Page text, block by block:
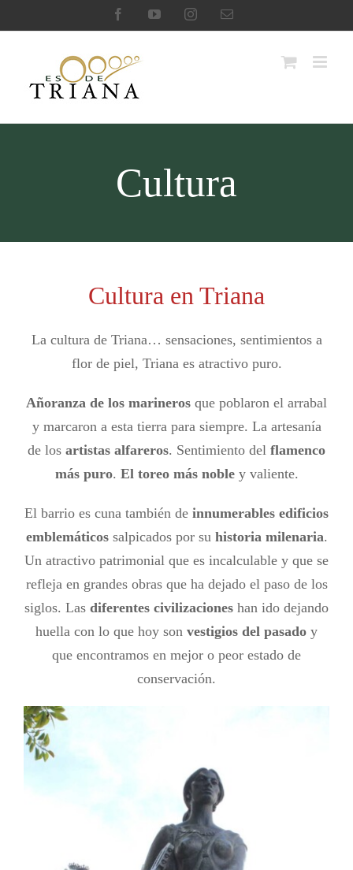
al
FacebookYouTubeInstagramCorreo
Cultura
Cultura en Triana
La cultura de Triana… sensaciones, sentimientos a
flor de piel, Triana es atractivo puro.
Añoranza de los marineros que poblaron el arrabal
y marcaron a esta tierra para siempre. La artesanía
de los artistas alfareros. Sentimiento del flamenco
más puro. El toreo más nobley valiente.
El barrio es cuna también de innumerables edificios
emblemáticossalpicados por su historia milenaria.
Un atractivo patrimonial que es incalculable y que se
refleja en grandes obras que ha dejado el paso de los
siglos. Las diferentes civilizaciones han ido dejando
huella con lo que hoy son vestigios del pasado y
que encontramos en mejor o peor estado de
conservación.